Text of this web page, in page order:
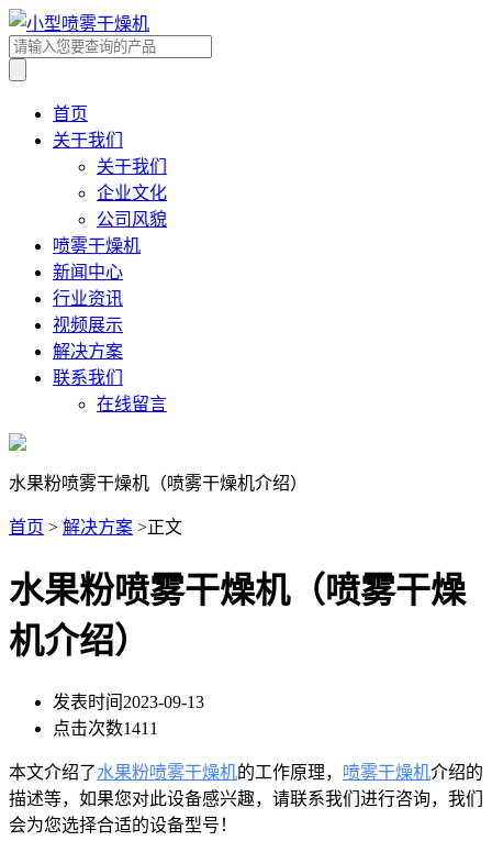
首页
关于我们
关于我们
企业文化
公司风貌
喷雾干燥机
新闻中心
行业资讯
视频展示
解决方案
联系我们
在线留言
水果粉喷雾干燥机（喷雾干燥机介绍）
首页 > 解决方案 >正文
水果粉喷雾干燥机（喷雾干燥
机介绍）
发表时间 2023-09-13
点击次数1411
本文介绍了水果粉喷雾干燥机的工作原理， 喷雾干燥机介绍的
描述等，如果您对此设备感兴趣，请联系我们进行咨询，我们
会为您选择合适的设备型号！